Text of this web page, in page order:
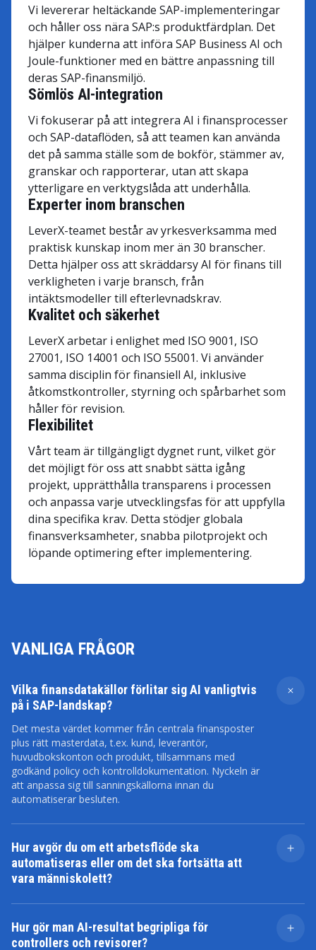
Experter inom branschen
LeverX-teamet består av yrkesverksamma med
praktisk kunskap inom mer än 30 branscher.
Detta hjälper oss att skräddarsy AI för finans till
verkligheten i varje bransch, från
intäktsmodeller till efterlevnadskrav.
Vi levererar heltäckande SAP-implementeringar
och håller oss nära SAP:s produktfärdplan. Det
hjälper kunderna att införa SAP Business AI och
Joule-funktioner med en bättre anpassning till
deras SAP-finansmiljö.
Kvalitet och säkerhet
LeverX arbetar i enlighet med ISO 9001, ISO
27001, ISO 14001 och ISO 55001. Vi använder
samma disciplin för finansiell AI, inklusive
åtkomstkontroller, styrning och spårbarhet som
håller för revision.
Sömlös AI-integration
Vi fokuserar på att integrera AI i finansprocesser
och SAP-dataflöden, så att teamen kan använda
det på samma ställe som de bokför, stämmer av,
granskar och rapporterar, utan att skapa
ytterligare en verktygslåda att underhålla.
Flexibilitet
Vårt team är tillgängligt dygnet runt, vilket gör
det möjligt för oss att snabbt sätta igång
projekt, upprätthålla transparens i processen
och anpassa varje utvecklingsfas för att uppfylla
dina specifika krav. Detta stödjer globala
finansverksamheter, snabba pilotprojekt och
löpande optimering efter implementering.
VANLIGA FRÅGOR
Vilka finansdatakällor förlitar sig AI vanligtvis
på i SAP-landskap?
Det mesta värdet kommer från centrala finansposter
plus rätt masterdata, t.ex. kund, leverantör,
huvudbokskonton och produkt, tillsammans med
godkänd policy och kontrolldokumentation. Nyckeln är
att anpassa sig till sanningskällorna innan du
automatiserar besluten.
Hur avgör du om ett arbetsflöde ska
automatiseras eller om det ska fortsätta att
vara människolett?
Vi tittar på risk, variabilitet och ansvarsskyldighet. Om
gränsfall eller kräver bedömning bör AI stödja
användaren, inte ersätta beslutet. Upprepbara steg
Hur gör man AI-resultat begripliga för
controllers och revisorer?